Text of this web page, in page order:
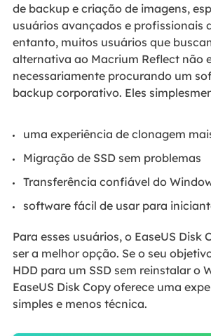
de backup e criação de imagens,
usuários avançados e profissionais
entanto, muitos usuários que
alternativa ao Macrium Reflect não
necessariamente procurando um
backup corporativo. Eles
uma experiência de clonagem
Migração de SSD sem problemas
Transferência confiável do
software fácil de usar para
Para esses usuários, o EaseUS Disk
ser a melhor opção. Se o seu
HDD para um SSD sem reinstalar o
EaseUS Disk Copy oferece uma
simples e menos técnica.